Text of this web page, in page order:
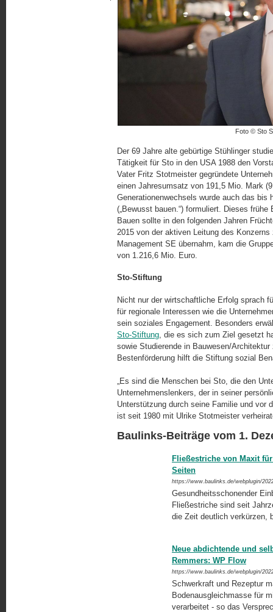
Foto © Sto
Der 69 Jahre alte gebürtige Stühlinger
Tätigkeit für Sto in den USA 1988 den
Vater Fritz Stotmeister gegründete
einen Jahresumsatz von 191,5 Mio. Mark
Generationenwechsels wurde auch das bis
(„Bewusst bauen.“) formuliert. Dieses
Bauen sollte in den folgenden Jahren
2015 von der aktiven Leitung des
Management SE übernahm, kam die
von 1.216,6 Mio. Euro.
Sto-Stiftung
Nicht nur der wirtschaftliche Erfolg sprach
für regionale Interessen wie die
sein soziales Engagement. Besonders
Sto-Stiftung , die es sich zum Ziel gesetzt
sowie Studierende in Bauwesen/
Bestenförderung hilft die Stiftung sozial
„Es sind die Menschen bei Sto, die den
Unternehmenslenkers, der in seiner
Unterstützung durch seine Familie und vor
ist seit 1980 mit Ulrike Stotmeister
Baulinks-Beiträge vom 1.
Fließestriche von Maxit
Seiten
https://www.baulinks.de/webplugin/
Gesundheitsschonender
Fließestriche sind seit
die Zeit deutlich verkürzen,
Neue abdichtende und
Remmers: WP Flow
https://www.baulinks.de/webplugin/
Schwerkraft und Rezeptur
Bodenausgleichmasse für
verarbeitet - so das